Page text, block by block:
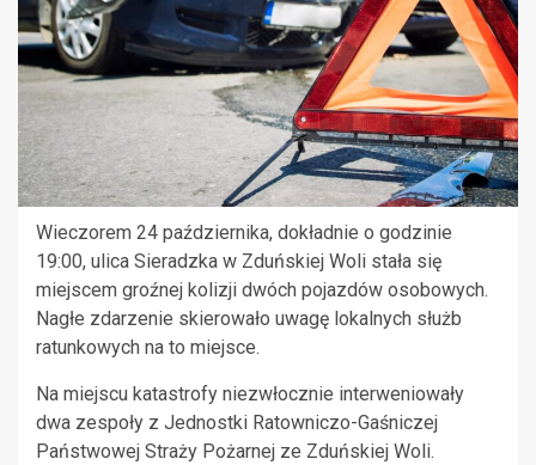
Wieczorem 24 października, dokładnie o godzinie
19:00, ulica Sieradzka w Zduńskiej Woli stała się
miejscem groźnej kolizji dwóch pojazdów osobowych.
Nagłe zdarzenie skierowało uwagę lokalnych służb
ratunkowych na to miejsce.
Na miejscu katastrofy niezwłocznie interweniowały
dwa zespoły z Jednostki Ratowniczo-Gaśniczej
Państwowej Straży Pożarnej ze Zduńskiej Woli.